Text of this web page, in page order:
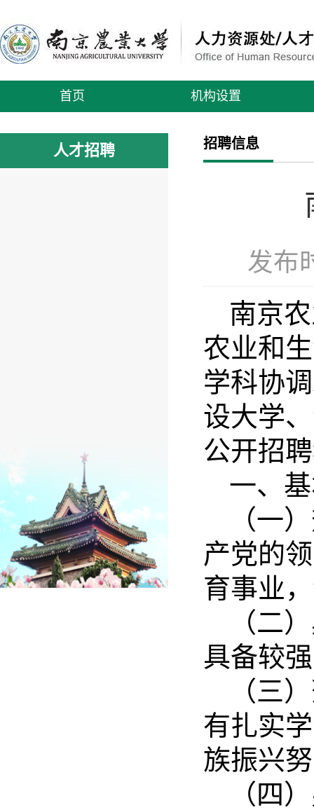
首页 机构设置
人才招聘 招聘信息
发布
南京
农业和
学科协
设大学、
公开招
一、
（一
产党的
育事业
（二
具备较
（三
有扎实
族振兴
（四